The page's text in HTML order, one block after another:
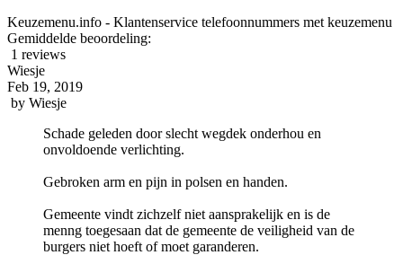
Keuzemenu.info - Klantenservice telefoonnummers met keuzemenu
Gemiddelde beoordeling:
1 reviews
Wiesje
Feb 19, 2019
by Wiesje
Schade geleden door slecht wegdek onderhou en
onvoldoende verlichting.
Gebroken arm en pijn in polsen en handen.
Gemeente vindt zichzelf niet aansprakelijk en is de
menng toegesaan dat de gemeente de veiligheid van de
burgers niet hoeft of moet garanderen.